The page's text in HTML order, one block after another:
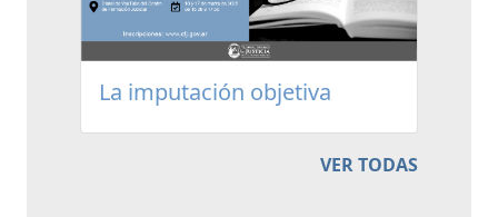
La imputación objetiva
VER TODAS